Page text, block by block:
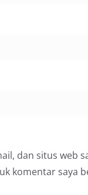
dan situs web
komentar saya